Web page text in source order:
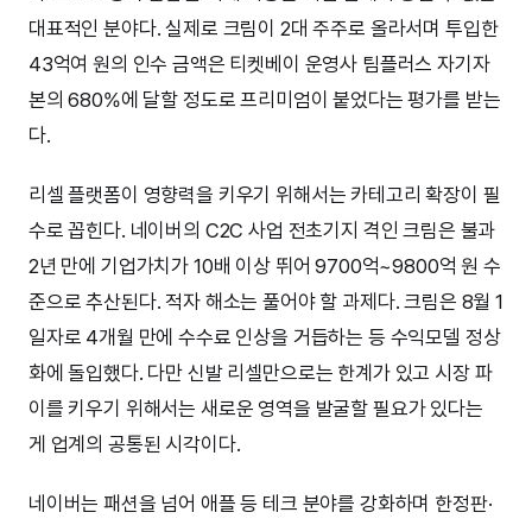
대표적인 분야다. 실제로 크림이 2대 주주로 올라서며 투입한
43억여 원의 인수 금액은 티켓베이 운영사 팀플러스 자기자
본의 680%에 달할 정도로 프리미엄이 붙었다는 평가를 받는
다.
리셀 플랫폼이 영향력을 키우기 위해서는 카테고리 확장이 필
수로 꼽힌다. 네이버의 C2C 사업 전초기지 격인 크림은 불과
2년 만에 기업가치가 10배 이상 뛰어 9700억~9800억 원 수
준으로 추산된다. 적자 해소는 풀어야 할 과제다. 크림은 8월 1
일자로 4개월 만에 수수료 인상을 거듭하는 등 수익모델 정상
화에 돌입했다. 다만 신발 리셀만으로는 한계가 있고 시장 파
이를 키우기 위해서는 새로운 영역을 발굴할 필요가 있다는
게 업계의 공통된 시각이다.
네이버는 패션을 넘어 애플 등 테크 분야를 강화하며 한정판·